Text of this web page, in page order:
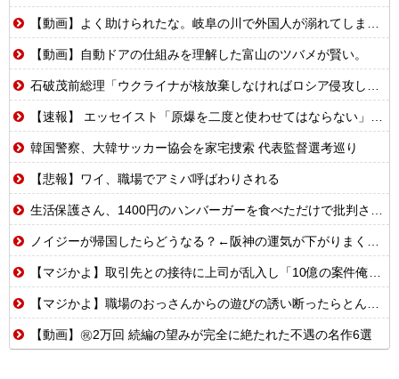
【動画】よく助けられたな。岐阜の川で外国人が溺れてしまう事故。
【動画】自動ドアの仕組みを理解した富山のツバメが賢い。
石破茂前総理「ウクライナが核放棄しなければロシア侵攻しなかった」！
【速報】 エッセイスト「原爆を二度と使わせてはならない」→リプ「もちろん中国の核も非難する？」→即ブロック
韓国警察、大韓サッカー協会を家宅捜索 代表監督選考巡り
【悲報】ワイ、職場でアミバ呼ばわりされる
生活保護さん、1400円のハンバーガーを食べただけで批判される
ノイジーが帰国したらどうなる？←阪神の運気が下がりまくるやろな
【マジかよ】取引先との接待に上司が乱入し「10億の案件俺がもらったw残念だったな負け犬w」→取引先社長「誰だね君は…」既に契約成立していて…
【マジかよ】職場のおっさんからの遊びの誘い断ったらとんでもないこと言われたんだが
【動画】㊗️2万回 続編の望みが完全に絶たれた不遇の名作6選